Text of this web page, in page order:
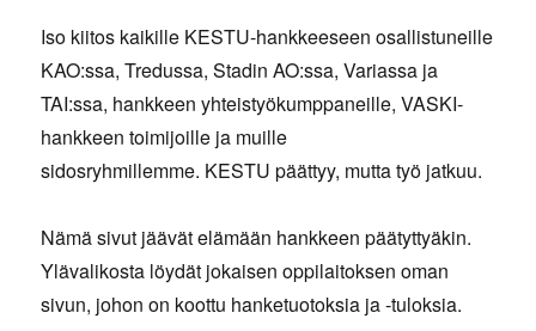
Iso kiitos kaikille KESTU-hankkeeseen osallistuneille
KAO:ssa, Tredussa, Stadin AO:ssa, Variassa ja
TAI:ssa, hankkeen yhteistyökumppaneille, VASKI-
hankkeen toimijoille ja muille
sidosryhmillemme. KESTU päättyy, mutta työ jatkuu.
Nämä sivut jäävät elämään hankkeen päätyttyäkin.
Ylävalikosta löydät jokaisen oppilaitoksen oman
sivun, johon on koottu hanketuotoksia ja -tuloksia.